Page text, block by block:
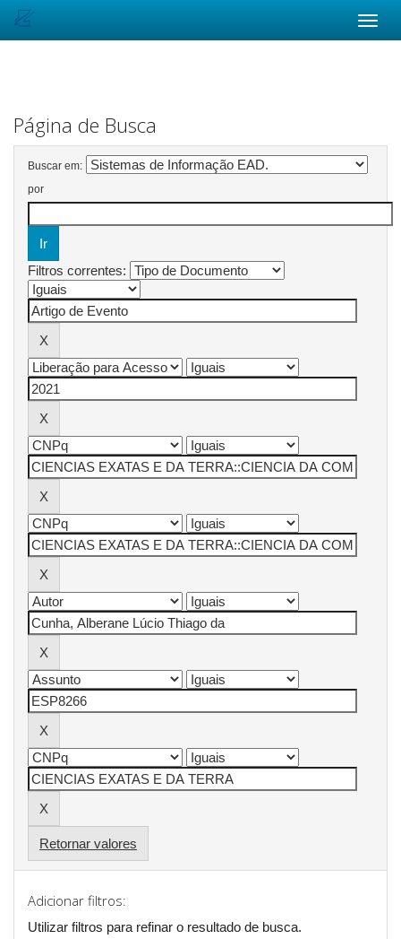
Página de Busca
Buscar em:
por
Filtros correntes:
Retornar valores
Adicionar filtros:
Utilizar filtros para refinar o resultado de busca.